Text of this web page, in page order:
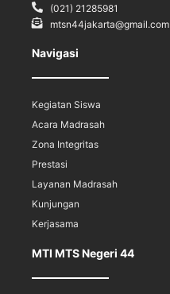
(021) 21285981
mtsn44jakarta@gmail.com
Navigasi
Kegiatan Siswa
Acara Madrasah
Zona Integritas
Prestasi
Layanan Madrasah
Kunjungan
Kerjasama
MTI MTS Negeri 44